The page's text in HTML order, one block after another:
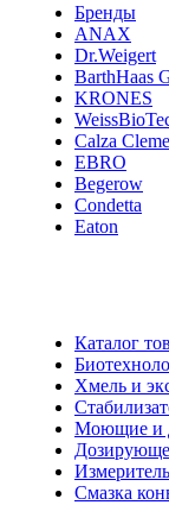
Бренды
ANAX
Dr.Weigert
BarthHaas
KRONES
Calza
EBRO
Begerow
Condetta
Eaton
Каталог
Хмель и
Моющие и
Cмазка